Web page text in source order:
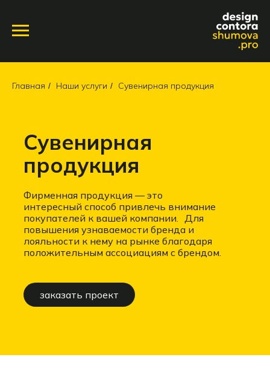
Главная / Наши услуги / Сувенирная продукция
Фирменная продукция — это
интересный способ привлечь внимание
покупателей к вашей компании. Для
повышения узнаваемости бренда и
лояльности к нему на рынке благодаря
положительным ассоциациям с брендом.
Сувенирная
продукция
заказать проект